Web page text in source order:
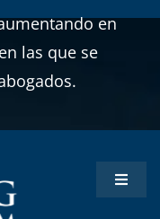
en
las que se
Toggle